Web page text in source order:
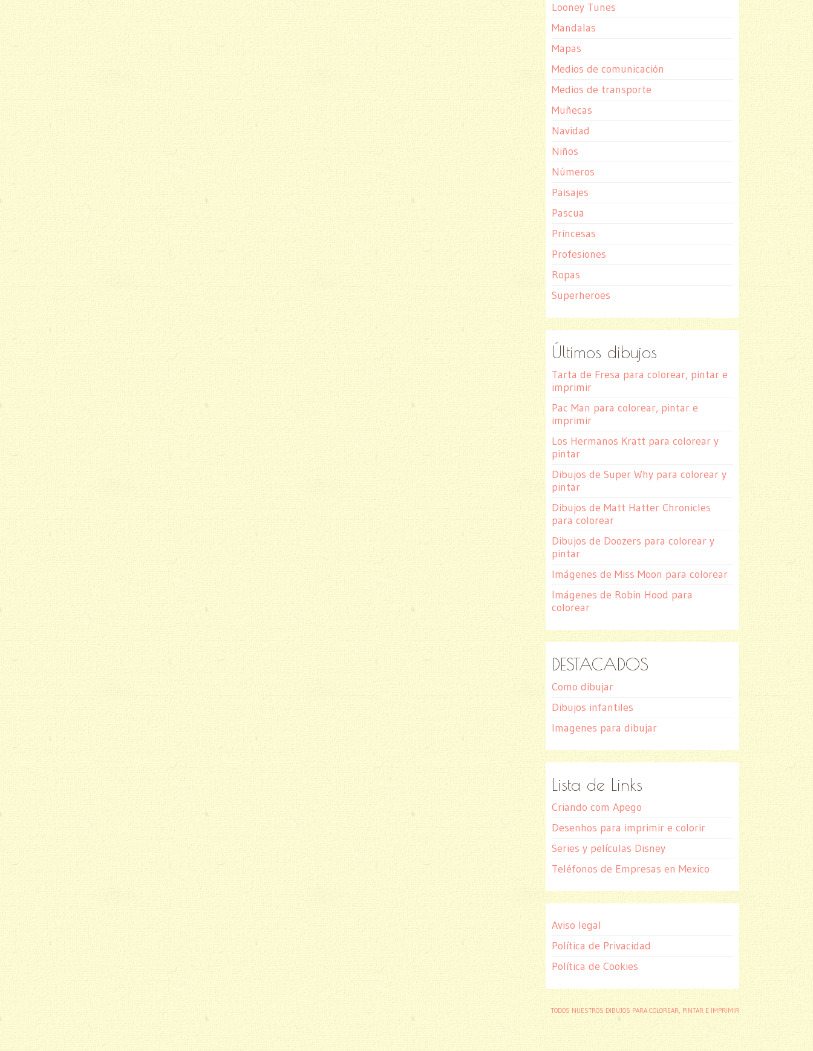
Looney Tunes
Mandalas
Mapas
Medios de comunicación
Medios de transporte
Muñecas
Navidad
Niños
Números
Paisajes
Pascua
Princesas
Profesiones
Ropas
Superheroes
Últimos dibujos
Tarta de Fresa para colorear, pintar e
imprimir
Pac Man para colorear, pintar e
imprimir
Los Hermanos Kratt para colorear y
pintar
Dibujos de Super Why para colorear y
pintar
Dibujos de Matt Hatter Chronicles
para colorear
Dibujos de Doozers para colorear y
pintar
Imágenes de Miss Moon para colorear
Imágenes de Robin Hood para
colorear
DESTACADOS
Como dibujar
Dibujos infantiles
Imagenes para dibujar
Lista de Links
Criando com Apego
Desenhos para imprimir e colorir
Series y películas Disney
Teléfonos de Empresas en Mexico
Aviso legal
Política de Privacidad
Política de Cookies
TODOS NUESTROS DIBUJOS PARA COLOREAR, PINTAR E IMPRIMIR